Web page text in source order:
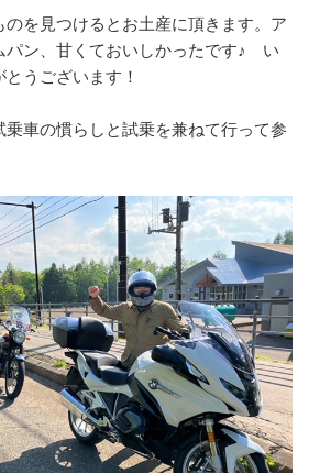
のを見つけるとお土産に頂きます。ア
パン、甘くておいしかったです♪ い
うございます！
乗車の慣らしと試乗を兼ねて行って参